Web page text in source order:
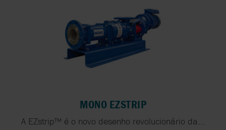
MONO EZSTRIP
A EZstrip™ é o novo desenho revolucionário da...